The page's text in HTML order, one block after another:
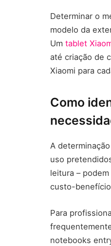
Determinar o
modelo da
Um tablet
até criação de
Xiaomi para
Como
A
uso
leitura –
custo-
Para
notebooks